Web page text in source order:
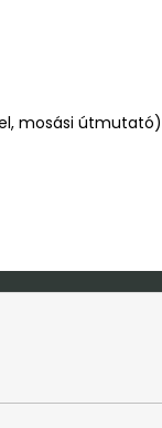
mosási útmutató)